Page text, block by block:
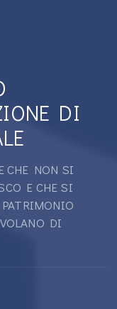
DI
CHE NON SI
E CHE SI
DI